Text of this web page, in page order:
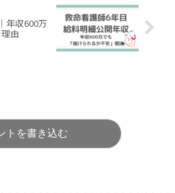
年収600万
由
トを書き込む